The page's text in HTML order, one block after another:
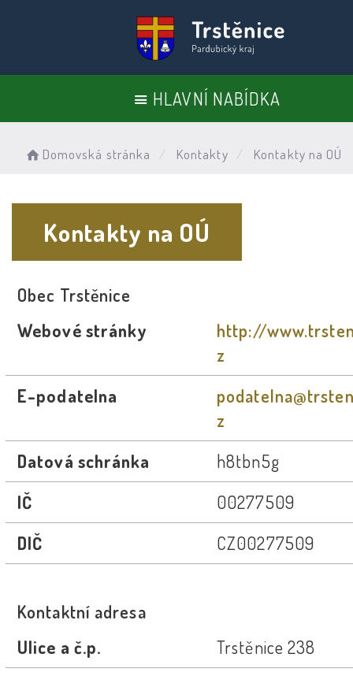
HLAVNÍ NABÍDKA
Domovská stránka Kontakty Kontakty na OÚ
Kontakty na OÚ
Obec Trstěnice
Webové stránky
http://
z
E-podatelna
z
Datová schránka
h8tbn5g
IČ
00277509
DIČ
CZ00277509
Kontaktní adresa
Ulice a č.p.
Trstěnice 238